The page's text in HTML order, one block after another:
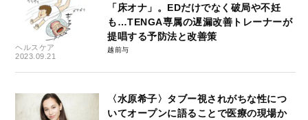
ヘルスケア
2023.09.21
「床オナ」。EDだけでなく破局や不妊
も…TENGA専属の遅漏改善トレーナーが
提唱する予防法と改善策
越前与
〈水原希子〉タブー視されがちな性につ
いてオープンに語ることで医療の現場か